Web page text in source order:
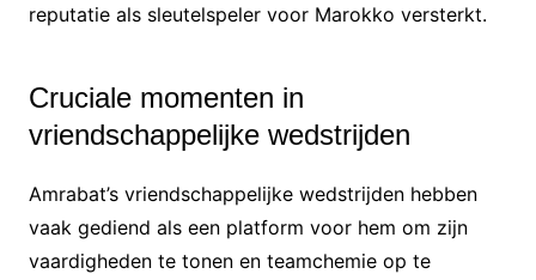
reputatie als sleutelspeler voor Marokko versterkt.
Cruciale momenten in
vriendschappelijke wedstrijden
Amrabat’s vriendschappelijke wedstrijden hebben
vaak gediend als een platform voor hem om zijn
vaardigheden te tonen en teamchemie op te